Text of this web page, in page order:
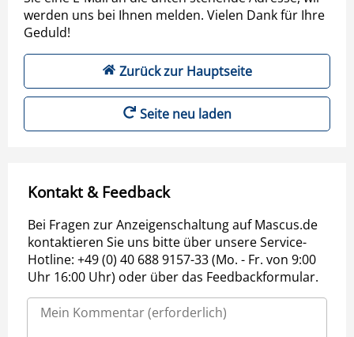
werden uns bei Ihnen melden. Vielen Dank für Ihre
Geduld!
Zurück zur Hauptseite
Seite neu laden
Kontakt & Feedback
Bei Fragen zur Anzeigenschaltung auf Mascus.de
kontaktieren Sie uns bitte über unsere Service-
Hotline: +49 (0) 40 688 9157-33 (Mo. - Fr. von 9:00
Uhr 16:00 Uhr) oder über das Feedbackformular.